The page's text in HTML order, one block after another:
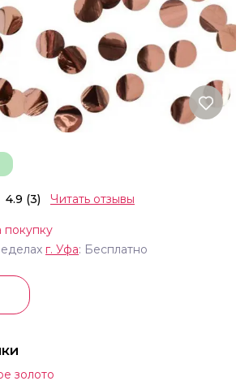
покупку
г. Уфа: Бесплатно
4.9 (3) Читать отзывы
золото